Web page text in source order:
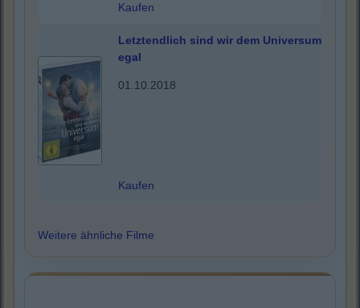
Kaufen
Letztendlich sind wir dem Universum
egal
01.10.2018
Kaufen
Weitere ähnliche Filme